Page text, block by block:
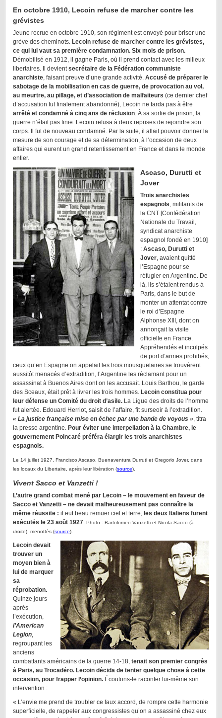
En octobre 1910, Lecoin refuse de marcher contre les
grévistes
Jeune recrue en octobre 1910, son régiment est envoyé pour briser une
grève des cheminots. Lecoin refuse de marcher contre les grévistes,
ce qui lui vaut sa première condamnation. Six mois de prison.
Démobilisé en 1912, il gagne Paris, où il prend contact avec les milieux
libertaires. Il devientsecrétaire de la Fédération communiste
anarchiste, faisant preuve d’une grande activité. Accusé de préparer le
sabotage de la mobilisation en cas de guerre, de provocation au vol,
au meurtre, au pillage, et d’association de malfaiteurs (ce dernier chef
d’accusation fut finalement abandonné), Lecoin ne tarda pas à être
arrêté et condamné à cinq ans de réclusion. À sa sortie de prison, la
guerre n’était pas finie. Lecoin refusa à deux reprises de rejoindre son
corps. Il fut de nouveau condamné. Par la suite, il allait pouvoir donner la
mesure de son courage et de sa détermination, à l’occasion de deux
affaires qui eurent un grand retentissement en France et dans le monde
entier.
Ascaso, Durutti et
Jover
Trois anarchistes
espagnols, militants de
la CNT [Confédération
Nationale du Travail,
syndicat anarchiste
espagnol fondé en 1910]
: Ascaso, Durutti et
Jover, avaient quitté
l’Espagne pour se
réfugier en Argentine. De
là, ils s’étaient rendus à
Paris, dans le but de
monter un attentat contre
le roi d’Espagne
Alphonse XIII, dont on
annonçait la visite
officielle en France.
Appréhendés et inculpés
de port d’armes prohibés,
ceux qu’en Espagne on appelait les trois mousquetaires se trouvèrent
aussitôt menacés d’extradition, l’Argentine les réclamant pour un
assassinat à Buenos Aires dont on les accusait. Louis Barthou, le garde
des Sceaux, était prêt à livrer les trois hommes. Lecoin constitua pour
leur défense un Comité du droit d’asile. La Ligue des droits de l’homme
fut alertée. Edouard Herriot, saisit de l’affaire, fit surseoir à l’extradition.
« La justice française mise en échec par une bande de voyous », titra
la presse argentine. Pour éviter une interpellation à la Chambre, le
gouvernement Poincaré préféra élargir les trois anarchistes
espagnols.
Le 14 juillet 1927, Francisco Ascaso, Buenaventura Durruti et Gregorio Jover, dans
les locaux du Libertaire, après leur libération (source).
Vivent Sacco et Vanzetti !
L’autre grand combat mené par Lecoin – le mouvement en faveur de
Sacco et Vanzetti – ne devait malheureusement pas connaître la
même réussite : il eut beau remuer ciel et terre, les deux Italiens furent
exécutés le 23 août 1927. Photo : Bartolomeo Vanzetti et Nicola Sacco (à
droite), menottés (source).
Lecoin devait
trouver un
moyen bien à
lui de marquer
sa
réprobation.
Quinze jours
après
l’exécution,
l’American
Legion,
regroupant les
anciens
combattants américains de la guerre 14-18, tenait son premier congrès
à Paris, au Trocadéro. Lecoin décida de tenter quelque chose à cette
occasion, pour frapper l’opinion. Écoutons-le raconter lui-même son
intervention :
« L’envie me prend de troubler ce faux accord, de rompre cette harmonie
superficielle, de rappeler aux congressistes qu’on a assassiné chez eux